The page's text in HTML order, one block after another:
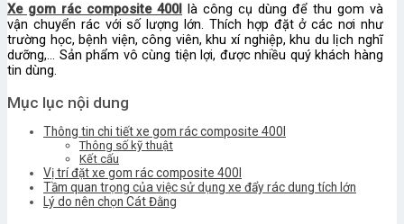
Xe gom rác composite 400l
là công cụ dùng để thu gom và
vận chuyển rác với số lượng lớn. Thích hợp đặt ở các nơi như
trường học, bệnh viện, công viên, khu xí nghiệp, khu du lịch nghĩ
dưỡng,… Sản phẩm vô cùng tiện lợi, được nhiều quý khách hàng
tin dùng.
Mục lục nội dung
Thông tin chi tiết xe gom rác composite 400l
Thông số kỹ thuật
Kết cấu
Vị trí đặt xe gom rác composite 400l
Tầm quan trọng của việc sử dụng xe đẩy rác dung tích lớn
Lý do nên chọn Cát Đằng